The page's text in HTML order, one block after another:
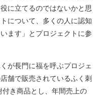
に立てるのではないかと思
について、多くの人に認知
ます」とプロジェクトに参
が長門に福を呼ぶプロジェ
舗で販売されているふく刺
き商品とし、年間売上の